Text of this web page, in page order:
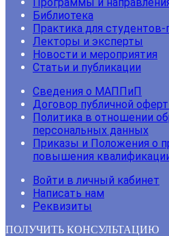
Библиотека
Практика для студентов-
Лекторы и эксперты
Новости и мероприятия
Статьи и публикации
Сведения о МАППиП
Договор публичной
Политика в отношении
персональных данных
Приказы и Положения о
повышения
Войти в личный кабинет
Написать нам
Реквизиты
ПОЛУЧИТЬ КОНСУЛЬТАЦИЮ